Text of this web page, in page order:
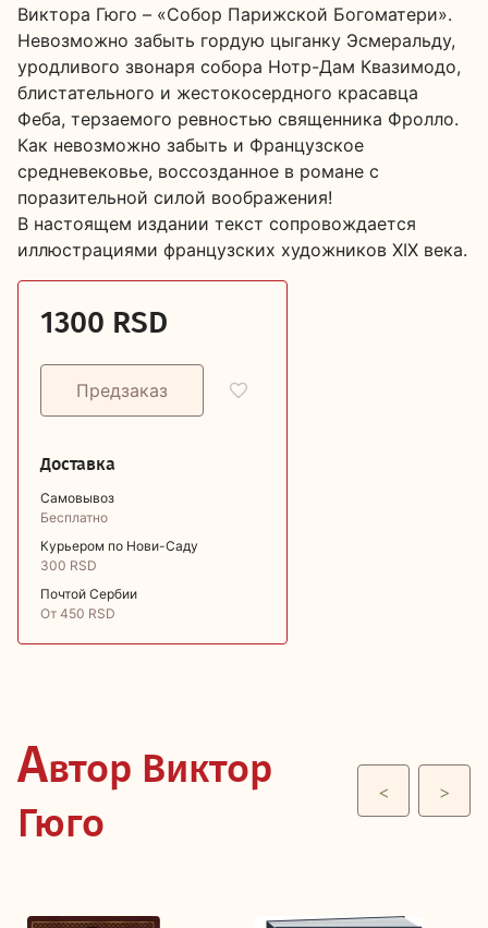
Виктора Гюго – «Собор Парижской Богоматери».
Невозможно забыть гордую цыганку Эсмеральду,
уродливого звонаря собора Нотр-Дам Квазимодо,
блистательного и жестокосердного красавца
Феба, терзаемого ревностью священника Фролло.
Как невозможно забыть и Французское
средневековье, воссозданное в романе с
поразительной силой воображения!
В настоящем издании текст сопровождается
иллюстрациями французских художников XIX века.
1300 RSD
Доставка
Самовывоз
Бесплатно
Курьером по Нови-Саду
300 RSD
Почтой Сербии
От 450 RSD
Автор Виктор
Гюго
< >